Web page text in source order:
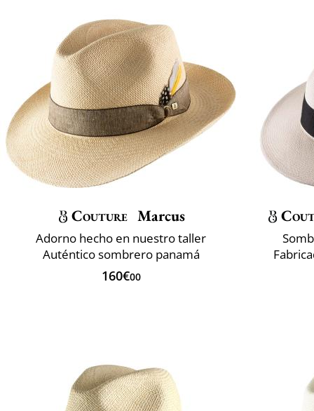
Couture Marcus
Adorno hecho en nuestro taller
Auténtico sombrero panamá
160€00